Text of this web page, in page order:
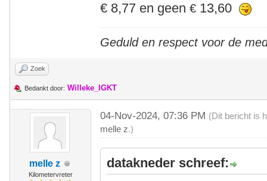
€ 8,77 en geen€ 13,60
Geduld en respect voor de
Zoek
Bedankt door: Willeke_IGKT
melle z
Kilometervreter
04-Nov-2024, 07:36 PM (Dit bericht is
melle z.)
datakneder schreef: